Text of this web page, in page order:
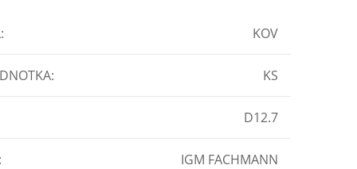
: KOV
: KS
D12.7
IGM FACHMANN